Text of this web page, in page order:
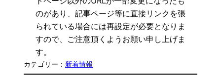
のがあり、記事ページ等に直接リンクを張
られている場合には再設定が必要となりま
すので、ご注意頂くようお願い申し上げま
す。
カテゴリー： 新着情報